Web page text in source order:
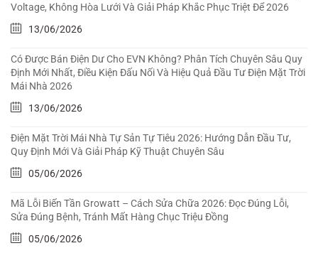
Voltage, Không Hòa Lưới Và Giải Pháp Khắc Phục Triệt Để 2026
13/06/2026
Có Được Bán Điện Dư Cho EVN Không? Phân Tích Chuyên Sâu Quy
Định Mới Nhất, Điều Kiện Đấu Nối Và Hiệu Quả Đầu Tư Điện Mặt Trời
Mái Nhà 2026
13/06/2026
Điện Mặt Trời Mái Nhà Tự Sản Tự Tiêu 2026: Hướng Dẫn Đầu Tư,
Quy Định Mới Và Giải Pháp Kỹ Thuật Chuyên Sâu
05/06/2026
Mã Lỗi Biến Tần Growatt – Cách Sửa Chữa 2026: Đọc Đúng Lỗi,
Sửa Đúng Bệnh, Tránh Mất Hàng Chục Triệu Đồng
05/06/2026